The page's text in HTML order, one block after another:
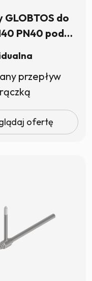
do
PN40 pod
przepływ
ofertę